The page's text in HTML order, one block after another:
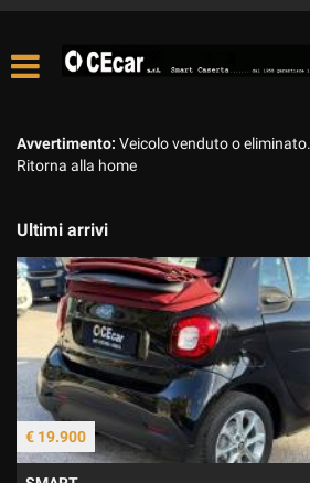
Avvertimento: Veicolo venduto o eliminato.
Ritorna alla home
Ultimi arrivi
€ 19.900